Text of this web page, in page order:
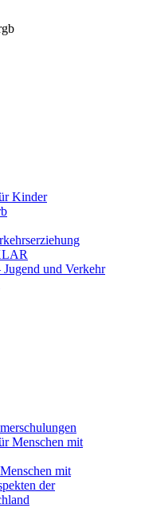
Kinder
und Verkehr
Menschen mit
mit
der